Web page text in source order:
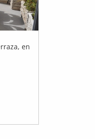
en